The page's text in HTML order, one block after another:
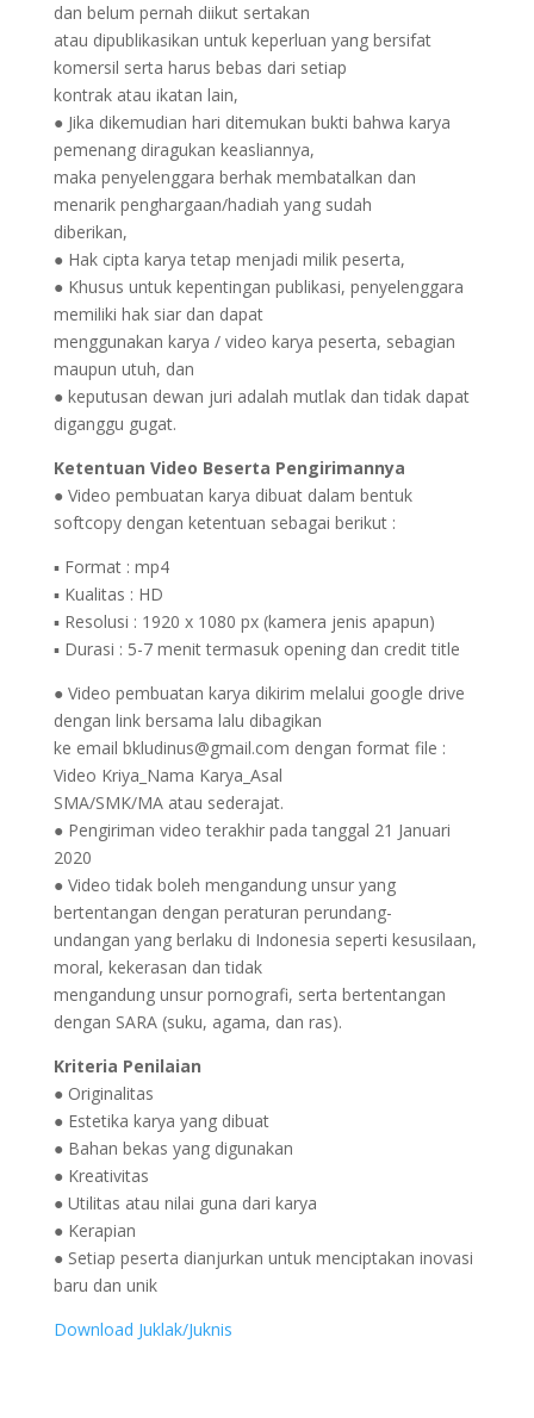
dan belum pernah diikut sertakan
atau dipublikasikan untuk keperluan yang bersifat
komersil serta harus bebas dari setiap
kontrak atau ikatan lain,
● Jika dikemudian hari ditemukan bukti bahwa karya
pemenang diragukan keasliannya,
maka penyelenggara berhak membatalkan dan
menarik penghargaan/hadiah yang sudah
diberikan,
● Hak cipta karya tetap menjadi milik peserta,
● Khusus untuk kepentingan publikasi, penyelenggara
memiliki hak siar dan dapat
menggunakan karya / video karya peserta, sebagian
maupun utuh, dan
● keputusan dewan juri adalah mutlak dan tidak dapat
diganggu gugat.
Ketentuan Video Beserta Pengirimannya
● Video pembuatan karya dibuat dalam bentuk
softcopy dengan ketentuan sebagai berikut :
▪ Format : mp4
▪ Kualitas : HD
▪ Resolusi : 1920 x 1080 px (kamera jenis apapun)
▪ Durasi : 5-7 menit termasuk opening dan credit title
● Video pembuatan karya dikirim melalui google drive
dengan link bersama lalu dibagikan
ke email bkludinus@gmail.com dengan format file :
Video Kriya_Nama Karya_Asal
SMA/SMK/MA atau sederajat.
● Pengiriman video terakhir pada tanggal 21 Januari
2020
● Video tidak boleh mengandung unsur yang
bertentangan dengan peraturan perundang-
undangan yang berlaku di Indonesia seperti kesusilaan,
moral, kekerasan dan tidak
mengandung unsur pornografi, serta bertentangan
dengan SARA (suku, agama, dan ras).
Kriteria Penilaian
● Originalitas
● Estetika karya yang dibuat
● Bahan bekas yang digunakan
● Kreativitas
● Utilitas atau nilai guna dari karya
● Kerapian
● Setiap peserta dianjurkan untuk menciptakan inovasi
baru dan unik
Download Juklak/Juknis